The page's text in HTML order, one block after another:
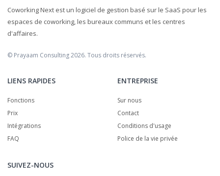
Coworking Next est un logiciel de gestion basé sur le SaaS pour les
espaces de coworking, les bureaux communs et les centres
d'affaires.
© Prayaam Consulting 2026. Tous droits réservés.
LIENS RAPIDES
Fonctions
Prix
Intégrations
FAQ
ENTREPRISE
Sur nous
Contact
Conditions d'usage
Police de la vie privée
SUIVEZ-NOUS